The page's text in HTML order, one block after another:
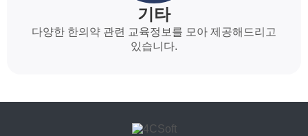
기타
다양한 한의약 관련 교육정보를 모아 제공해드리고
있습니다.